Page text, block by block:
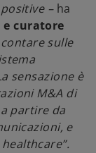
–ha
e curatore
sulle
sensazione è
M&A di
partire da
e